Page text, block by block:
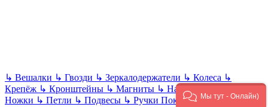
↳ Вешалки ↳ Гвозди ↳ Зеркалодержатели ↳ Колеса ↳
Крепёж ↳ Кронштейны ↳ Магниты ↳ Направляющие↳
Ножки ↳ Петли ↳ Подвесы ↳ Ручки Показать все Ручной
Мы тут - Онлайн)